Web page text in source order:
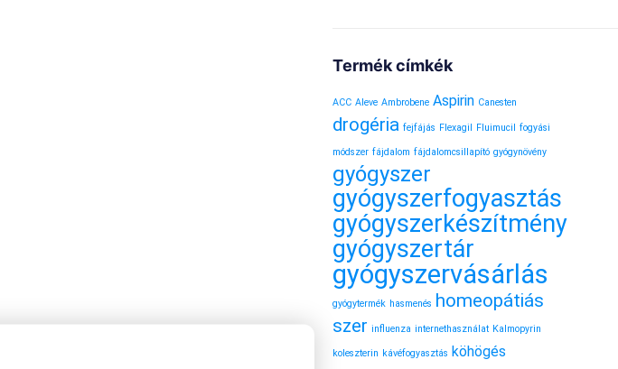
Termék címkék
ACC Aleve Ambrobene Aspirin Canesten
drogéria fejfájás Flexagil Fluimucil fogyási
módszer fájdalom fájdalomcsillapító gyógynövény
gyógyszer
gyógyszerfogyasztás
gyógyszerkészítmény
gyógyszertár
gyógyszervásárlás
gyógytermék hasmenés homeopátiás
szer influenza internethasználat Kalmopyrin
koleszterin kávéfogyasztás köhögés